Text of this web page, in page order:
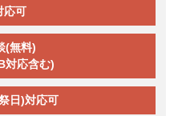
応可
(無料)
対応含む)
日)対応可